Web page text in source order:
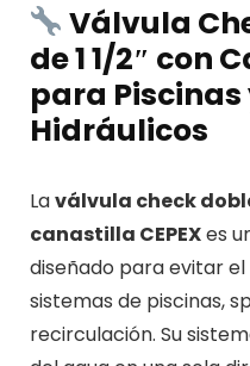
Válvula
de 1 1/2″ con
para Piscinas
Hidráulicos
Laválvula check
canastilla CEPEXes
diseñado para evitar
sistemas de piscinas,
recirculación. Su